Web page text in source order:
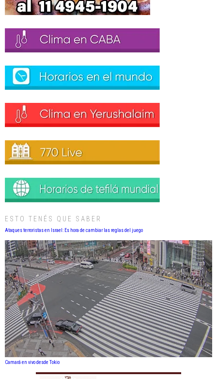
ESTO TENÉS QUE SABER
Ataques terroristas en Israel: Es hora de cambiar las reglas del juego
Camará en vivo desde Tokio